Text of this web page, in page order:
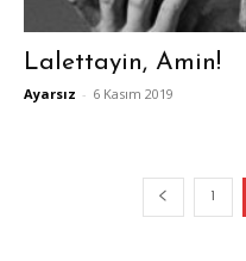
Lalettayin, Amin!
Ayarsız - 6 Kasım 2019
1